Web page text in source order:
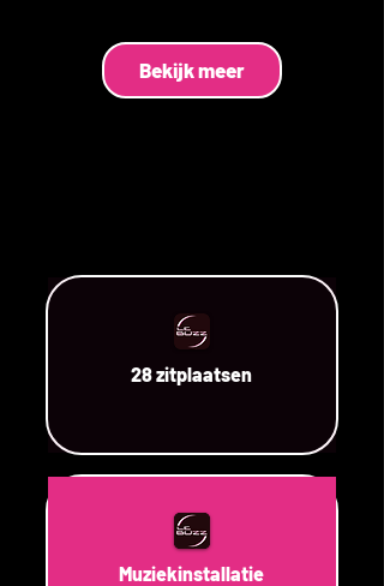
Bekijk meer
28 zitplaatsen
Muziekinstallatie